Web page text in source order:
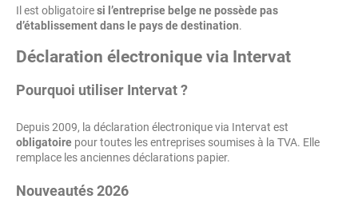
Il est obligatoiresi l’entreprise belge ne possède pas
d’établissement dans le pays de destination.
Déclaration électronique via Intervat
Pourquoi utiliser Intervat ?
Depuis 2009, la déclaration électronique via Intervat est
obligatoire pour toutes les entreprises soumises à la TVA. Elle
remplace les anciennes déclarations papier.
Nouveautés 2026